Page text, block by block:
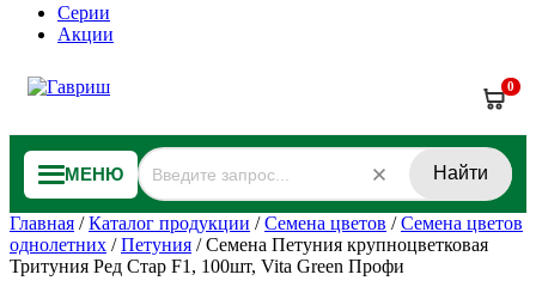
Серии
Акции
0
МЕНЮ Найти
Главная /Каталог продукции /Семена цветов /Семена цветов
однолетних /Петуния /Семена Петуния крупноцветковая
Тритуния Ред Стар F1, 100шт, Vita Green Профи